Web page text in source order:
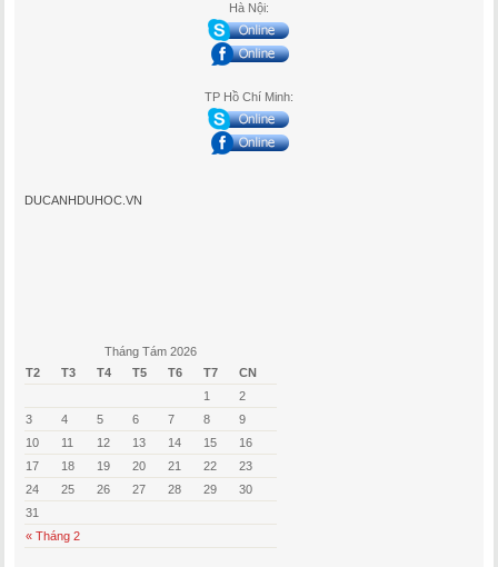
Hà Nội:
TP Hồ Chí Minh:
DUCANHDUHOC.VN
Tháng Tám 2026
T2
T3 T4 T5 T6 T7 CN
« Tháng 2
1
2
3
4 5 6 7 8
9
10
11 12 13 14 15
16
17
18 19 20 21 22
23
24
25 26 27 28 29
30
31